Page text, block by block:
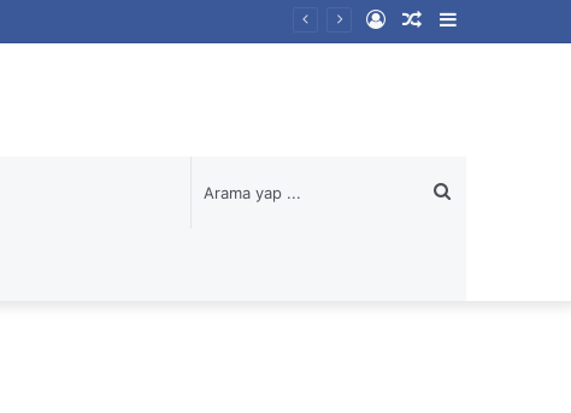
Kenar
Rastgele
Kayıt